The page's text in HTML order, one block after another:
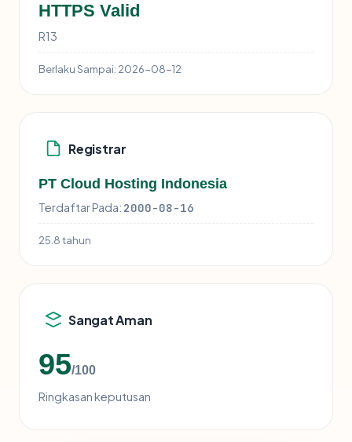
HTTPS Valid
R13
Berlaku Sampai: 2026-08-12
Registrar
PT Cloud Hosting Indonesia
Terdaftar Pada: 2000-08-16
25.8 tahun
Sangat Aman
95/100
Ringkasan keputusan